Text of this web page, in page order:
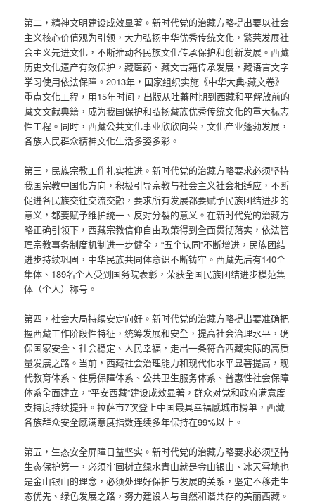
第二，精神文明建设成效显著。新时代党的治藏方略提出要以社会
主义核心价值观为引领，大力弘扬中华优秀传统文化，繁荣发展社
会主义先进文化，不断推动各民族文化传承保护和创新发展。西藏
历史文化遗产有效保护，藏医药、藏文古籍传承发展，藏语言文字
学习使用依法保障。2013年，国家组织实施《中华大典·藏文卷》
重点文化工程，用15年时间，出版从吐蕃时期到西藏和平解放前的
藏文文献典籍，成为我国保护和弘扬藏族优秀传统文化的重大标志
性工程。同时，西藏公共文化事业欣欣向荣，文化产业蓬勃发展，
各族人民群众精神文化生活多姿多彩。
第三，民族宗教工作扎实推进。新时代党的治藏方略要求必须坚持
我国宗教中国化方向，积极引导宗教与社会主义社会相适应，不断
促进各民族交往交流交融，要求所有发展都要赋予民族团结进步的
意义，都要赋予维护统一、反对分裂的意义。在新时代党的治藏方
略正确引领下，西藏宗教信仰自由政策得到全面贯彻落实，依法管
理宗教事务制度机制进一步健全，“五个认同”不断增进，民族团结
进步持续巩固，中华民族共同体意识不断铸牢。西藏先后有140个
集体、189名个人受到国务院表彰，荣获全国民族团结进步模范集
体（个人）称号。
第四，社会大局持续安定向好。新时代党的治藏方略提出要准确把
握西藏工作阶段性特征，统筹发展和安全，提高社会治理水平，确
保国家安全、社会稳定、人民幸福，走出一条符合西藏实际的高质
量发展之路。当前，西藏社会治理能力和现代化水平显著提高，现
代教育体系、住房保障体系、公共卫生服务体系、普惠性社会保障
体系全面建立，“平安西藏”建设成效显著，群众对党和政府满意度
支持度持续提升。拉萨市7次登上中国最具幸福感城市榜单，西藏
各族群众安全感满意度指数连续多年保持在99%以上。
第五，生态安全屏障日益坚实。新时代党的治藏方略要求必须坚持
生态保护第一，必须牢固树立绿水青山就是金山银山、冰天雪地也
是金山银山的理念，必须处理好保护与发展的关系，坚定不移走生
态优先、绿色发展之路，努力建设人与自然和谐共存的美丽西藏。